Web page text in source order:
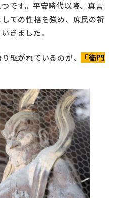
です。平安時代以降、真言
ての性格を強め、庶民の祈
きました。
継がれているのが、
「衛門